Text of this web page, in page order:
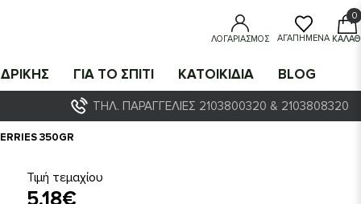
ΛΟΓΑΡΙΑΣΜΌΣ ΑΓΑΠΗΜΈΝΑ
0
ΓΙΑ ΤΟ ΣΠΙΤΙ ΚΑΤΟΙΚΙΔΙΑ BLOG
ΤΗΛ. ΠΑΡΑΓΓΕΛΊΕΣ 2103800320 & 2103808320
350GR
Τιμή τεμαχίου
5,18€